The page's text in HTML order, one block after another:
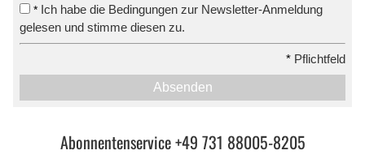
* Ich habe die Bedingungen zur Newsletter-Anmeldung
gelesen und stimme diesen zu.
* Pflichtfeld
Absenden
Abonnentenservice +49 731 88005-8205